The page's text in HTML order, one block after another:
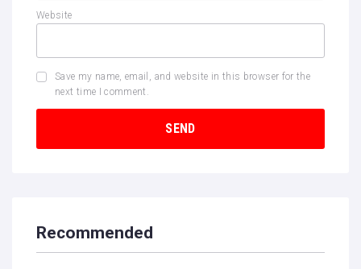
Website
Save my name, email, and website in this browser for the
next time I comment.
Recommended